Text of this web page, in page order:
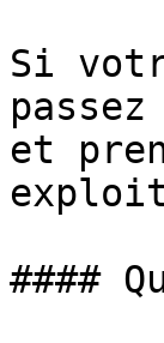
Si
et
####